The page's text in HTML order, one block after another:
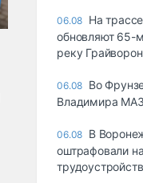
06.08 На
обновляют 65-
реку
06.08 Во
Владимира МАЗ
06.08 В
оштрафовали